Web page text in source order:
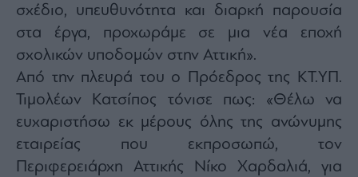
σχέδιο, υπευθυνότητα και διαρκή παρουσία
στα έργα, προχωράμε σε μια νέα εποχή
σχολικών υποδομών στην Αττική».
Από την πλευρά του ο Πρόεδρος της ΚΤ.ΥΠ.
Τιμολέων Κατσίπος τόνισε πως: «Θέλω να
ευχαριστήσω εκ μέρους όλης της ανώνυμης
εταιρείας που εκπροσωπώ, τον
Περιφερειάρχη Αττικής Νίκο Χαρδαλιά, για